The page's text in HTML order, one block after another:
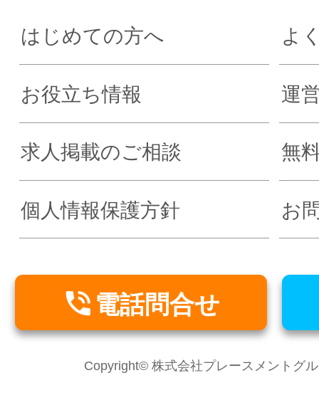
はじめての方へ よ
お役立ち情報 運
求人掲載のご相談 無
個人情報保護方針 お
 電話問合せ
Copyright© 株式会社プレースメントグ